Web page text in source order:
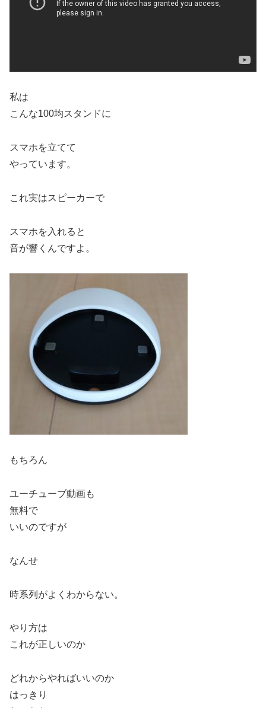
私は
こんな100均スタンドに
スマホを立てて
やっています。
これ実はスピーカーで
スマホを入れると
音が響くんですよ。
もちろん
ユーチューブ動画も
無料で
いいのですが
なんせ
時系列がよくわからない。
やり方は
これが正しいのか
どれからやればいいのか
はっきり